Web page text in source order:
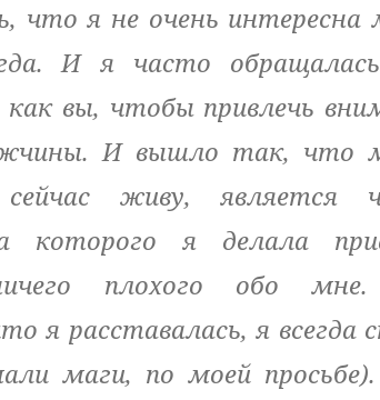
что я не очень
И я часто
вы, чтобы привлечь
И вышло так, что
живу, является
которого я делала
плохого обо
я расставалась, я всегда
маги, по моей